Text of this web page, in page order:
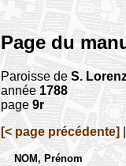
Page du
Paroisse de S.
année 1788
page 9r
[< page précédente]
NOM, Prénom